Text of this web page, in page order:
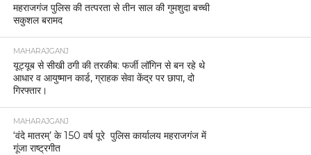
महराजगंज पुलिस की तत्परता से तीन साल की गुमशुदा बच्ची
सकुशल बरामद
MAHARAJGANJ
यूट्यूब से सीखी ठगी की तरकीब: फर्जी लॉगिन से बन रहे थे
आधार व आयुष्मान कार्ड, ग्राहक सेवा केंद्र पर छापा, दो
गिरफ्तार।
MAHARAJGANJ
‘वंदे मातरम्’ के 150 वर्ष पूरे पुलिस कार्यालय महराजगंज में
गूंजा राष्ट्रगीत